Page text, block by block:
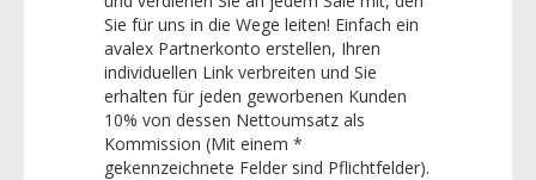
Sie für uns in die Wege leiten! Einfach ein
avalex Partnerkonto erstellen, Ihren
individuellen Link verbreiten und Sie
erhalten für jeden geworbenen Kunden
10% von dessen Nettoumsatz als
Kommission (Mit einem *
gekennzeichnete Felder sind Pflichtfelder).